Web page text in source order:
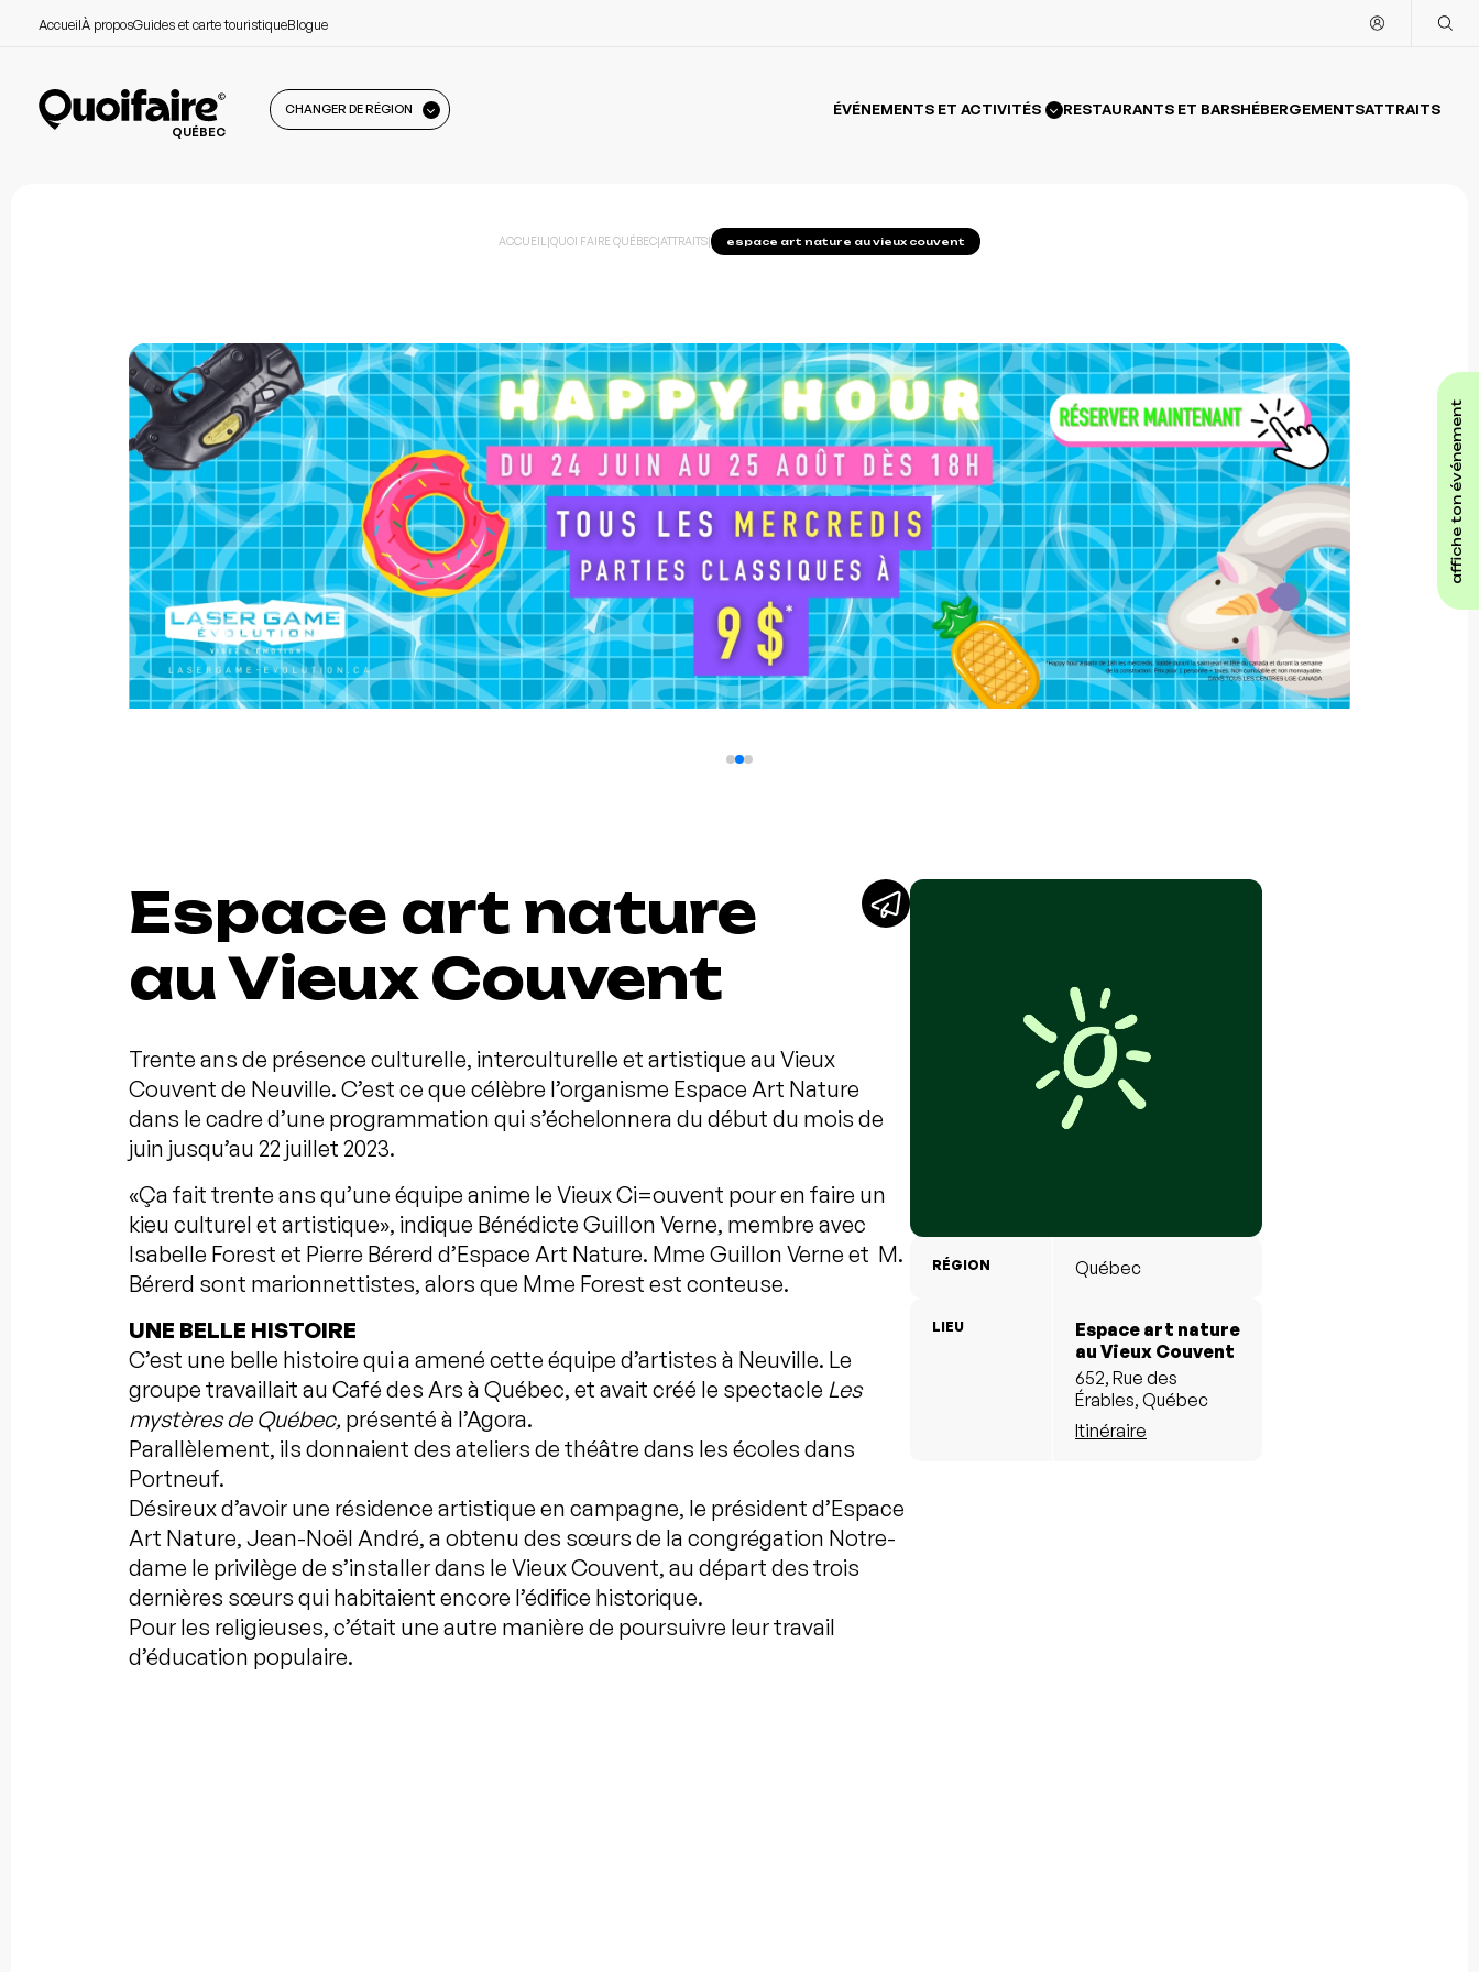
AccueilÀ proposGuides et carte touristiqueBlogue
QUÉBEC
CHANGER DE RÉGION ÉVÉNEMENTS ET ACTIVITÉS RESTAURANTS ET BARSHÉBERGEMENTSATTRAITS
affiche ton événement
ACCUEIL |QUOI FAIRE QUÉBEC|ATTRAITS| espace art nature au vieux couvent
Espace art nature
au Vieux Couvent
Trente ans de présence culturelle, interculturelle et artistique au Vieux
Couvent de Neuville. C’est ce que célèbre l’organisme Espace Art Nature
dans le cadre d’une programmation qui s’échelonnera du début du mois de
juin jusqu’au 22 juillet 2023.
«Ça fait trente ans qu’une équipe anime le Vieux Ci=ouvent pour en faire un
kieu culturel et artistique», indique Bénédicte Guillon Verne, membre avec
Isabelle Forest et Pierre Bérerd d’Espace Art Nature. Mme Guillon Verne et M.
Bérerd sont marionnettistes, alors que Mme Forest est conteuse.
UNE BELLE HISTOIRE
C’est une belle histoire qui a amené cette équipe d’artistes à Neuville. Le
groupe travaillait au Café des Ars à Québec, et avait créé le spectacle Les
mystères de Québec, présenté à l’Agora.
Parallèlement, ils donnaient des ateliers de théâtre dans les écoles dans
Portneuf.
Désireux d’avoir une résidence artistique en campagne, le président d’Espace
Art Nature, Jean-Noël André, a obtenu des sœurs de la congrégation Notre-
dame le privilège de s’installer dans le Vieux Couvent, au départ des trois
dernières sœurs qui habitaient encore l’édifice historique.
Pour les religieuses, c’était une autre manière de poursuivre leur travail
d’éducation populaire.
RÉGION Québec
LIEU
Espace art nature
au Vieux Couvent
652, Rue des
Érables, Québec
Itinéraire